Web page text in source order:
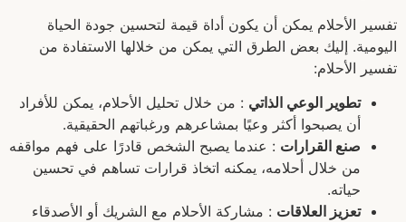
تفسير الأحلام يمكن أن يكون أداة قيمة لتحسين جودة الحياة
اليومية. إليك بعض الطرق التي يمكن من خلالها الاستفادة من
تفسير الأحلام:
تطوير الوعي الذاتي : من خلال تحليل الأحلام، يمكن للأفراد
أن يصبحوا أكثر وعيًا بمشاعرهم ورغباتهم الحقيقية.
صنع القرارات : عندما يصبح الشخص قادرًا على فهم مواقفه
من خلال أحلامه، يمكنه اتخاذ قرارات تساهم في تحسين
حياته.
تعزيز العلاقات : مشاركة الأحلام مع الشريك أو الأصدقاء